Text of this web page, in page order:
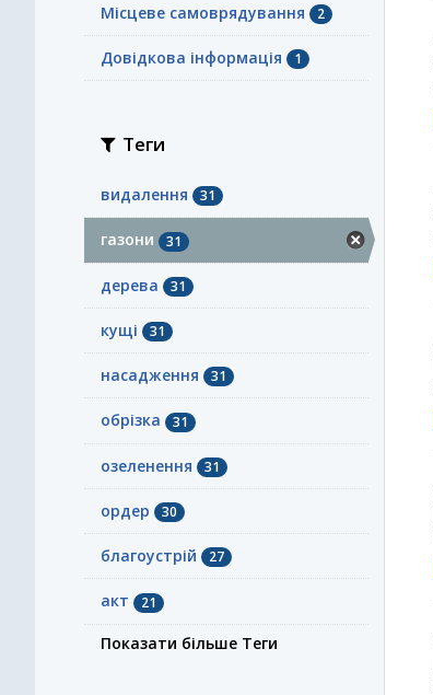
Місцеве самоврядування 2
Довідкова інформація 1
Теги
видалення 31
газони 31
дерева 31
кущі 31
насадження 31
обрізка 31
озеленення 31
ордер 30
благоустрій 27
акт 21
Показати більше Теги